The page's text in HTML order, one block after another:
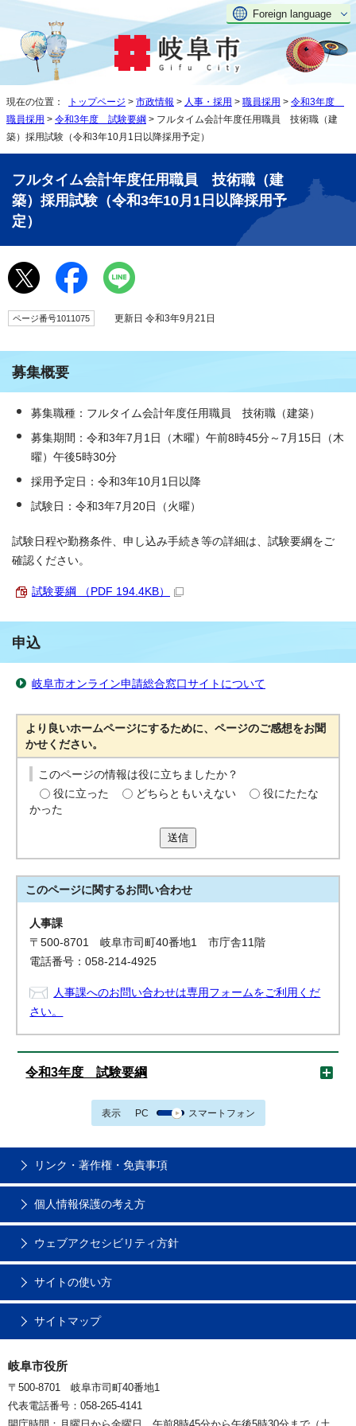
Foreign language
現在の位置： トップページ > 市政情報 > 人事・採用 > 職員採用 > 令和3年度
職員採用 > 令和3年度 試験要綱 > フルタイム会計年度任用職員 技術職（建
築）採用試験（令和3年10月1日以降採用予定）
フルタイム会計年度任用職員 技術職（建
築）採用試験（令和3年10月1日以降採用予
定）
ページ番号1011075 更新日 令和3年9月21日
募集概要
募集職種：フルタイム会計年度任用職員 技術職（建築）
募集期間：令和3年7月1日（木曜）午前8時45分～7月15日（木
曜）午後5時30分
採用予定日：令和3年10月1日以降
試験日：令和3年7月20日（火曜）
試験日程や勤務条件、申し込み手続き等の詳細は、試験要綱をご
確認ください。
試験要綱 （PDF 194.4KB）
申込
岐阜市オンライン申請総合窓口サイトについて
より良いホームページにするために、ページのご感想をお聞
かせください。
このページの情報は役に立ちましたか？
役に立った
どちらともいえない
役にたたな
かった
送信
このページに関するお問い合わせ
人事課
〒500-8701 岐阜市司町40番地1 市庁舎11階
電話番号：058-214-4925
人事課へのお問い合わせは専用フォームをご利用くだ
さい。
令和3年度 試験要綱
表示 PC スマートフォン
リンク・著作権・免責事項
個人情報保護の考え方
ウェブアクセシビリティ方針
サイトの使い方
サイトマップ
岐阜市役所
〒500-8701 岐阜市司町40番地1
代表電話番号：058-265-4141